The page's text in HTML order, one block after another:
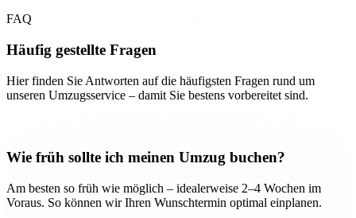
FAQ
Häufig gestellte Fragen
Hier finden Sie Antworten auf die häufigsten Fragen rund um
unseren Umzugsservice – damit Sie bestens vorbereitet sind.
Wie früh sollte ich meinen Umzug buchen?
Am besten so früh wie möglich – idealerweise 2–4 Wochen im
Voraus. So können wir Ihren Wunschtermin optimal einplanen.